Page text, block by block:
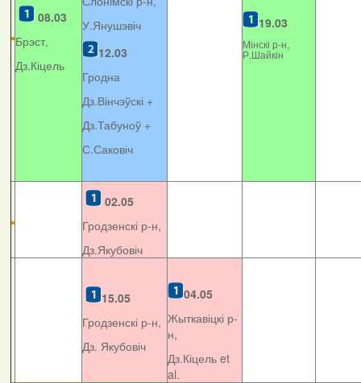
08.03
Брэст,
Дз.Кіцель
У.Янушэвіч
12.03
Гродна
Дз.Вінчэўскі +
Дз.Табуноў +
С.Саковіч
19.03
Мінскі р-н,
Р.Шайкін
02.05
Гродзенскі р-н,
Дз.Якубовіч
15.05
Гродзенскі р-н,
Дз. Якубовіч
04.05
Жыткавіцкі р-
н,
Дз.Кіцель et
al.